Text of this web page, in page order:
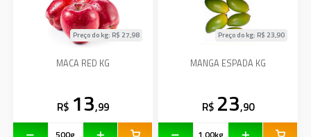
MACA RED KG
Preço do kg: R$ 27,98
R$ 13,99
MANGA ESPADA KG
Preço do kg: R$ 23,90
R$ 23,90